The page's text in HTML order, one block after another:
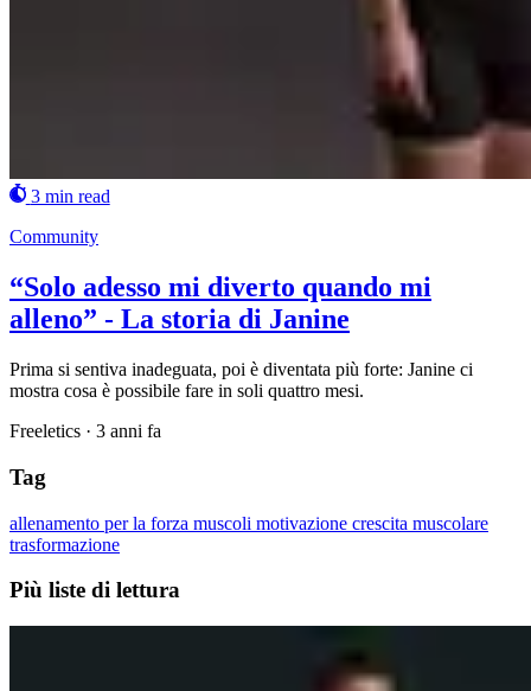
3 min read
Community
“Solo adesso mi diverto quando mi
alleno” - La storia di Janine
Prima si sentiva inadeguata, poi è diventata più forte: Janine ci
mostra cosa è possibile fare in soli quattro mesi.
Freeletics · 3 anni fa
Tag
allenamento per la forza muscoli motivazione crescita muscolare
trasformazione
Più liste di lettura